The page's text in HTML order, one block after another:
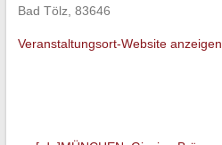
Bad Tölz 83646
Veranstaltungsort-Website anzeigen